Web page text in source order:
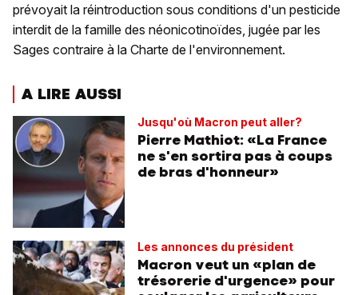
prévoyait la réintroduction sous conditions d'un pesticide
interdit de la famille des néonicotinoïdes, jugée par les
Sages contraire à la Charte de l'environnement.
A LIRE AUSSI
Jusqu'où Macron peut aller?
Pierre Mathiot: «La France
ne s'en sortira pas à coups
de bras d'honneur»
Les annonces du président
Macron veut un «plan de
trésorerie d'urgence» pour